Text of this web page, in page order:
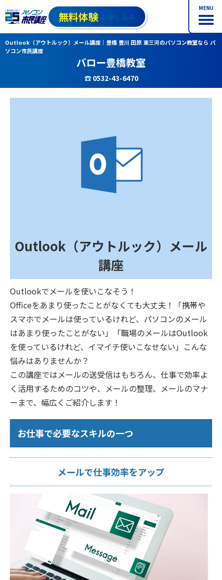
MENU
無料体験 お申し込み
Outlook（アウトルック）メール講座｜豊橋 豊川 田原 東三河のパソコン教室なら パ
ソコン市民講座
バロー豊橋教室
☎ 0532-43-6470
Outlook（アウトルック）メール
講座
Outlookでメールを使いこなそう！
Officeをあまり使ったことがなくても大丈夫！「携帯や
スマホでメールは使っているけれど、パソコンのメール
はあまり使ったことがない」「職場のメールはOutlook
を使っているけれど、イマイチ使いこなせない」こんな
悩みはありませんか？
この講座ではメールの送受信はもちろん、仕事で効率よ
く活用するためのコツや、メールの整理、メールのマナ
ーまで、幅広くご紹介します！
お仕事で必要なスキルの一つ
メールで仕事効率をアップ